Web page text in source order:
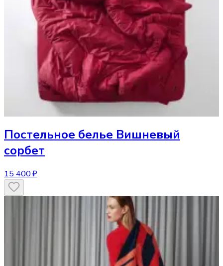
Постельное белье Вишневый
сорбет
15 400 ₽